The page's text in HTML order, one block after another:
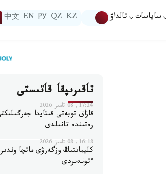
ساياسات تالداۋ KZ
QZ
РУ
EN
中文
تاقىرىپقا قاتىستى
17:24, 08 تامىز 2026
قازاق توبەتى قىتايدا
رەتىندە تانىلدى
16:18, 08 تامىز 2026
كليماتتىڭ وزگەرۋى ماتچا
ءتوندىردى